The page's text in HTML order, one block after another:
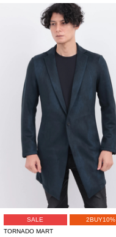
SALE
2BUY10%
TORNADO MART